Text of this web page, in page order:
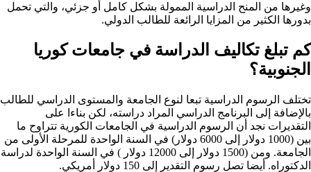
وغيرها من المنح الدراسية الممولة بشكل كامل أو جزئي، والتي تحمل
بدورها الكثير من المزايا الرائعة للطالب الدولي.
كم تبلغ تكاليف الدراسة في جامعات كوريا
الجنوبية؟
تختلف الرسوم الدراسية تبعا لنوع الجامعة والمستوى الدراسي للطالب
بالإضافة إلى البرنامج الدراسي المراد دراسته، لكن بناءا على
التقديرات نجد أن الرسوم الدراسية في الجامعات الكورية تتراوح ما
بين (1000 دولار إلى 6000 دولار) في السنة الواحدة للمرحلة الأولى من
الجامعة. ومن (1500 دولار إلى 12000 دولار ) في السنة الواحدة لدراسة
الدكتوراه. أيضا تصل رسوم التقدير إلى 150 دولار أمريكي.